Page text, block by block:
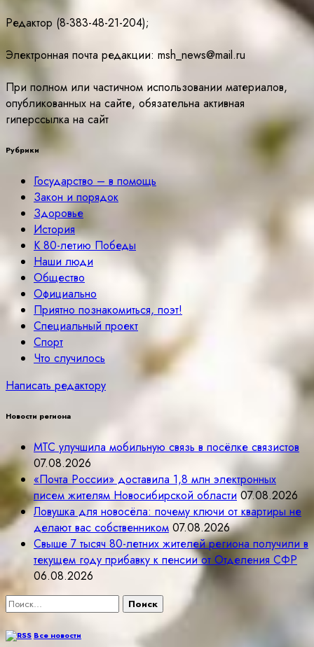
Редактор (8-383-48-21-204);
Электронная почта редакции: msh_news@mail.ru
При полном или частичном использовании материалов,
опубликованных на сайте, обязательна активная
гиперссылка на сайт
Рубрики
Государство – в помощь
Закон и порядок
Здоровье
История
К 80-летию Победы
Наши люди
Общество
Официально
Приятно познакомиться, поэт!
Специальный проект
Спорт
Что случилось
Написать редактору
Новости региона
МТС улучшила мобильную связь в посёлке связистов
07.08.2026
«Почта России» доставила 1,8 млн электронных
писем жителям Новосибирской области 07.08.2026
Ловушка для новосёла: почему ключи от квартиры не
делают вас собственником 07.08.2026
Свыше 7 тысяч 80-летних жителей региона получили в
текущем году прибавку к пенсии от Отделения СФР
06.08.2026
Найти:
Все новости